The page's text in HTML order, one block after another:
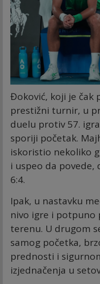
Đoković, koji je čak
prestižni turnir, u
duelu protiv 57.
sporiji početak.
iskoristio nekoliko
i uspeo da
6:4.
Ipak, u nastavku
nivo igre i potpuno
terenu. U drugom
samog početka,
prednosti i
izjednačenja u